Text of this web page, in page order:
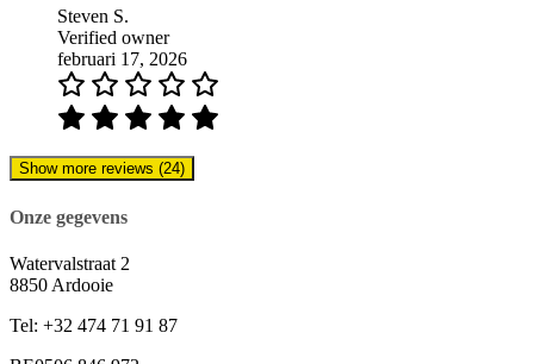
Steven S.
Verified owner
februari 17, 2026
Show more reviews (24)
Onze gegevens
Watervalstraat 2
8850 Ardooie
Tel: +32 474 71 91 87